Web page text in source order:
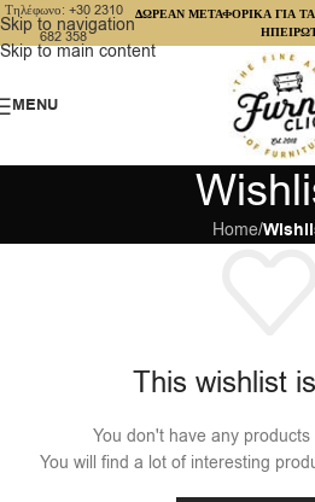
Skip to navigation
Skip to main content
Τηλέφωνο: +30 2310
682 358
ΔΩΡΕΑΝ ΜΕΤΑΦΟΡΙΚΑ ΓΙΑ
MENU
Home/
This wishlist
You don't have any
You will find a lot of interesting